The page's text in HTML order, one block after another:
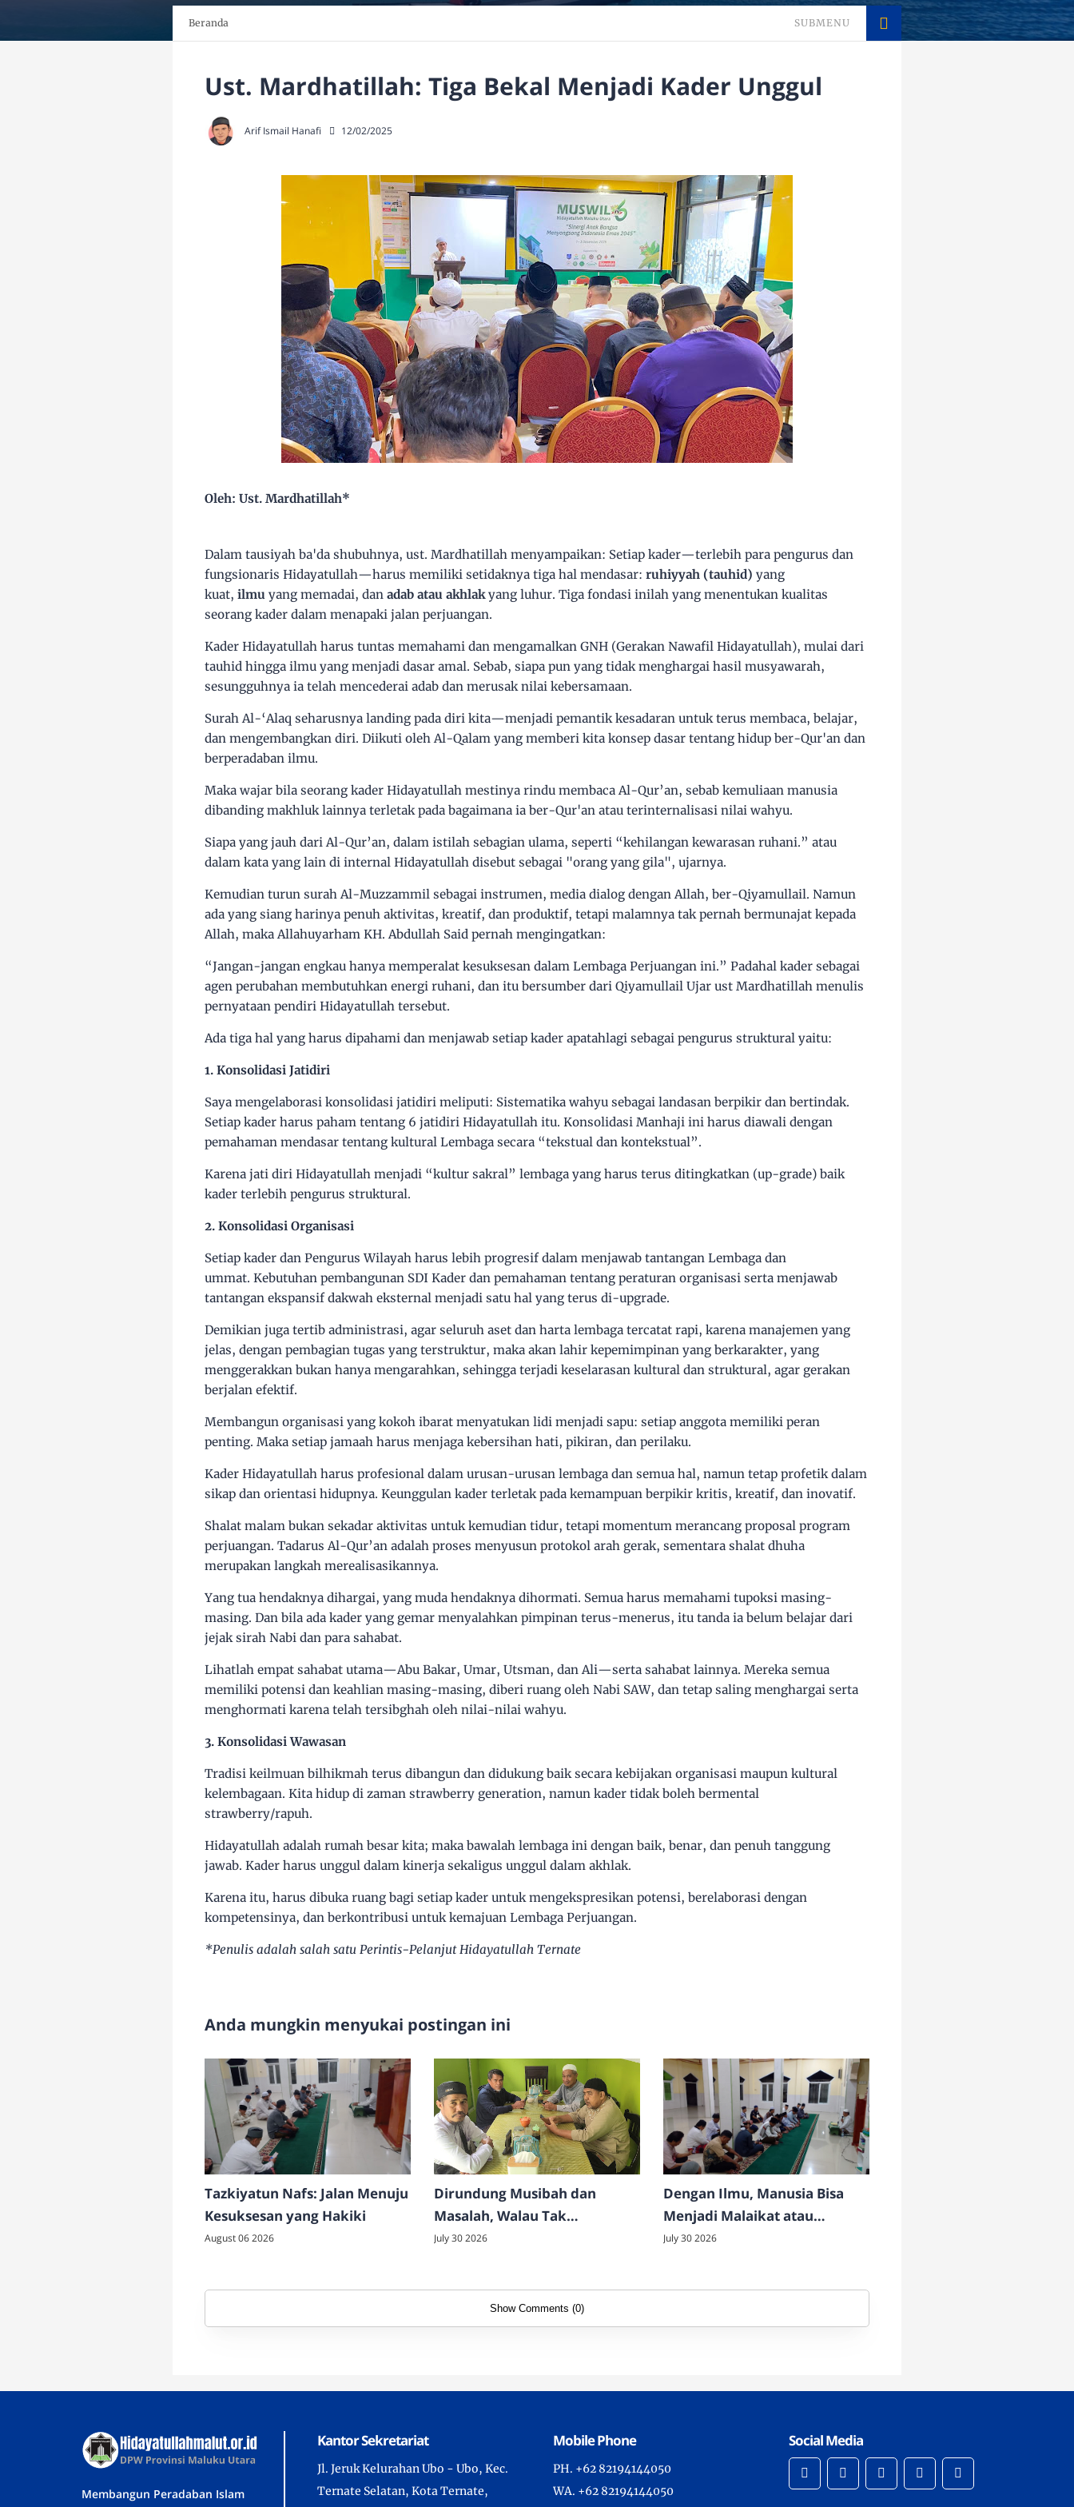
Beranda SUBMENU
Ust. Mardhatillah: Tiga Bekal Menjadi Kader Unggul
Arif Ismail Hanafi 12/02/2025
Oleh: Ust. Mardhatillah*
Dalam tausiyah ba'da shubuhnya, ust. Mardhatillah menyampaikan: Setiap kader—terlebih para pengurus dan
fungsionaris Hidayatullah—harus memiliki setidaknya tiga hal mendasar: ruhiyyah (tauhid) yang
kuat, ilmu yang memadai, dan adab atau akhlakyang luhur. Tiga fondasi inilah yang menentukan kualitas
seorang kader dalam menapaki jalan perjuangan.
Kader Hidayatullah harus tuntas memahami dan mengamalkan GNH (Gerakan Nawafil Hidayatullah), mulai dari
tauhid hingga ilmu yang menjadi dasar amal. Sebab, siapa pun yang tidak menghargai hasil musyawarah,
sesungguhnya ia telah mencederai adab dan merusak nilai kebersamaan.
Surah Al-‘Alaq seharusnya landing pada diri kita—menjadi pemantik kesadaran untuk terus membaca, belajar,
dan mengembangkan diri. Diikuti oleh Al-Qalam yang memberi kita konsep dasar tentang hidup ber-Qur'an dan
berperadaban ilmu.
Maka wajar bila seorang kader Hidayatullah mestinya rindu membaca Al-Qur’an, sebab kemuliaan manusia
dibanding makhluk lainnya terletak pada bagaimana ia ber-Qur'an atau terinternalisasi nilai wahyu.
Siapa yang jauh dari Al-Qur’an, dalam istilah sebagian ulama, seperti “kehilangan kewarasan ruhani.” atau
dalam kata yang lain di internal Hidayatullah disebut sebagai "orang yang gila", ujarnya.
Kemudian turun surah Al-Muzzammil sebagai instrumen, media dialog dengan Allah, ber-Qiyamullail. Namun
ada yang siang harinya penuh aktivitas, kreatif, dan produktif, tetapi malamnya tak pernah bermunajat kepada
Allah, maka Allahuyarham KH. Abdullah Said pernah mengingatkan:
“Jangan-jangan engkau hanya memperalat kesuksesan dalam Lembaga Perjuangan ini.” Padahal kader sebagai
agen perubahan membutuhkan energi ruhani, dan itu bersumber dari Qiyamullail Ujar ust Mardhatillah menulis
pernyataan pendiri Hidayatullah tersebut.
Ada tiga hal yang harus dipahami dan menjawab setiap kader apatahlagi sebagai pengurus struktural yaitu:
1. Konsolidasi Jatidiri
Saya mengelaborasi konsolidasi jatidiri meliputi: Sistematika wahyu sebagai landasan berpikir dan bertindak.
Setiap kader harus paham tentang 6 jatidiri Hidayatullah itu. Konsolidasi Manhaji ini harus diawali dengan
pemahaman mendasar tentang kultural Lembaga secara “tekstual dan kontekstual”.
Karena jati diri Hidayatullah menjadi “kultur sakral” lembaga yang harus terus ditingkatkan (up-grade) baik
kader terlebih pengurus struktural.
2. Konsolidasi Organisasi
Setiap kader dan Pengurus Wilayah harus lebih progresif dalam menjawab tantangan Lembaga dan
ummat. Kebutuhan pembangunan SDI Kader dan pemahaman tentang peraturan organisasi serta menjawab
tantangan ekspansif dakwah eksternal menjadi satu hal yang terus di-upgrade.
Demikian juga tertib administrasi, agar seluruh aset dan harta lembaga tercatat rapi, karena manajemen yang
jelas, dengan pembagian tugas yang terstruktur, maka akan lahir kepemimpinan yang berkarakter, yang
menggerakkan bukan hanya mengarahkan, sehingga terjadi keselarasan kultural dan struktural, agar gerakan
berjalan efektif.
Membangun organisasi yang kokoh ibarat menyatukan lidi menjadi sapu: setiap anggota memiliki peran
penting. Maka setiap jamaah harus menjaga kebersihan hati, pikiran, dan perilaku.
Kader Hidayatullah harus profesional dalam urusan-urusan lembaga dan semua hal, namun tetap profetik dalam
sikap dan orientasi hidupnya. Keunggulan kader terletak pada kemampuan berpikir kritis, kreatif, dan inovatif.
Shalat malam bukan sekadar aktivitas untuk kemudian tidur, tetapi momentum merancang proposal program
perjuangan. Tadarus Al-Qur’an adalah proses menyusun protokol arah gerak, sementara shalat dhuha
merupakan langkah merealisasikannya.
Yang tua hendaknya dihargai, yang muda hendaknya dihormati. Semua harus memahami tupoksi masing-
masing. Dan bila ada kader yang gemar menyalahkan pimpinan terus-menerus, itu tanda ia belum belajar dari
jejak sirah Nabi dan para sahabat.
Lihatlah empat sahabat utama—Abu Bakar, Umar, Utsman, dan Ali—serta sahabat lainnya. Mereka semua
memiliki potensi dan keahlian masing-masing, diberi ruang oleh Nabi SAW, dan tetap saling menghargai serta
menghormati karena telah tersibghah oleh nilai-nilai wahyu.
3. Konsolidasi Wawasan
Tradisi keilmuan bilhikmah terus dibangun dan didukung baik secara kebijakan organisasi maupun kultural
kelembagaan. Kita hidup di zaman strawberry generation, namun kader tidak boleh bermental
strawberry/rapuh.
Hidayatullah adalah rumah besar kita; maka bawalah lembaga ini dengan baik, benar, dan penuh tanggung
jawab. Kader harus unggul dalam kinerja sekaligus unggul dalam akhlak.
Karena itu, harus dibuka ruang bagi setiap kader untuk mengekspresikan potensi, berelaborasi dengan
kompetensinya, dan berkontribusi untuk kemajuan Lembaga Perjuangan.
*Penulis adalah salah satu Perintis-Pelanjut Hidayatullah Ternate
Anda mungkin menyukai postingan ini
Tazkiyatun Nafs: Jalan Menuju
Kesuksesan yang Hakiki
August 06 2026
Dirundung Musibah dan
Masalah, Walau Tak
Dirindukan – Yang Datang
July 30 2026
Dengan Ilmu, Manusia Bisa
Menjadi Malaikat atau
Menjadi Iblis
July 30 2026
Show Comments (0)
Membangun Peradaban Islam
Kantor Sekretariat
Jl. Jeruk Kelurahan Ubo - Ubo, Kec.
Ternate Selatan, Kota Ternate,
Mobile Phone
PH. +62 82194144050
WA. +62 82194144050
Social Media